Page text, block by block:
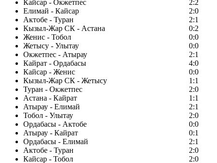
Кайсар - Окжетпес
2:2
Елимай - Кайсар
2:0
Актобе - Туран
2:1
Кызыл-Жар СК - Астана
0:2
Женис - Тобол
0:0
Жетысу - Улытау
0:0
Окжетпес - Атырау
2:1
Кайрат - Ордабасы
4:0
Кайсар - Женис
0:0
Кызыл-Жар СК - Жетысу
1:1
Туран - Окжетпес
2:0
Астана - Кайрат
1:1
Атырау - Елимай
2:1
Тобол - Улытау
2:0
Ордабасы - Актобе
0:0
Атырау - Кайрат
0:1
Ордабасы - Елимай
2:1
Актобе - Туран
2:0
Кайсар - Тобол
2:0